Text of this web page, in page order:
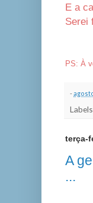
E a
Serei
PS: À
-
terça-
A
...